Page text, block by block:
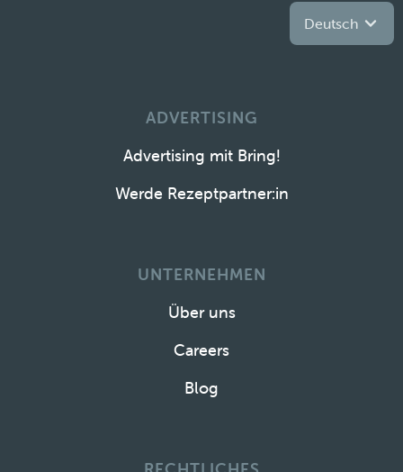
Deutsch
ADVERTISING
Advertising mit Bring!
Werde Rezeptpartner:in
UNTERNEHMEN
Über uns
Careers
Blog